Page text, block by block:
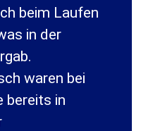
beim Laufen
in der
waren bei
bereits in